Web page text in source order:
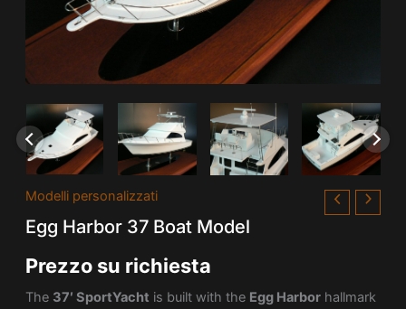
Modelli personalizzati
Egg Harbor 37 Boat Model
Prezzo su richiesta
The 37′ SportYacht is built with the Egg Harborhallmark